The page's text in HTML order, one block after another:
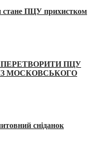
стане ПЦУ прихистком
ПЦУ
МОСКОВСЬКОГО
сніданок